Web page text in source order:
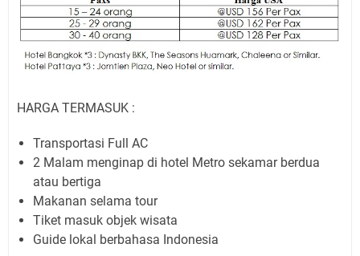
HARGA TERMASUK :
Transportasi Full AC
2 Malam menginap di hotel Metro sekamar berdua
atau bertiga
Makanan selama tour
Tiket masuk objek wisata
Guide lokal berbahasa Indonesia